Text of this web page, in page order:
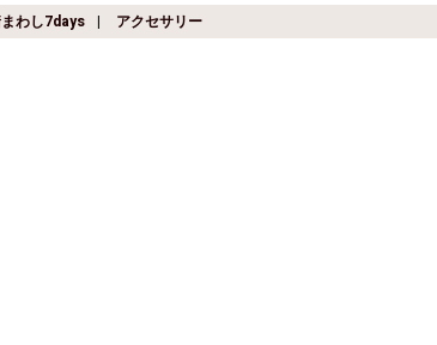
わし7days アクセサリー